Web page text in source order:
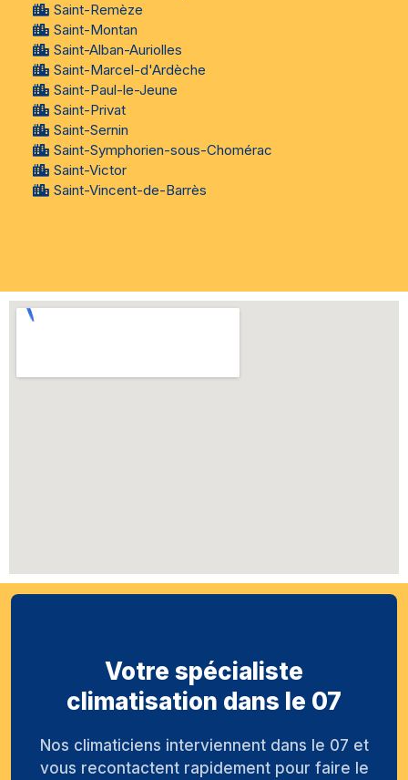
Saint-Remèze
Saint-Montan
Saint-Alban-Auriolles
Saint-Marcel-d'Ardèche
Saint-Paul-le-Jeune
Saint-Privat
Saint-Sernin
Saint-Symphorien-sous-Chomérac
Saint-Victor
Saint-Vincent-de-Barrès
Votre spécialiste
climatisation dans le 07
Nos climaticiens interviennent dans le 07 et
vous recontactent rapidement pour faire le